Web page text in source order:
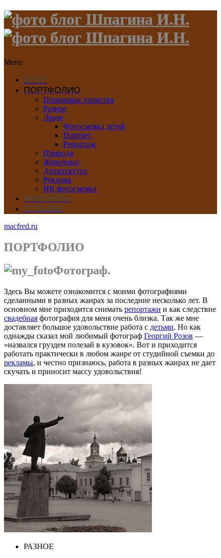
Menu
БЛОГ
ПОРТФОЛИО
Церковные таинства
Разное
Люди
Фотосъемка детей
Портрет
Репортаж
Природа
Животные
Архитектура
Реклама
ИК фотосъемка
КОНТАКТЫ
ОТЗЫВЫ
macfred.ru
ПОРТФОЛИО
Фотограф.
Здесь Вы можете ознакомится с моими фотографиями
сделанными в разных жанрах за последние несколько лет. В
основном мне приходится снимать репортажи и как следствие
свадебная фотография для меня очень близка. Так же мне
доставляет большое удовольствие работа с детьми. Но как
однажды сказал мой любимый фотограф Георгий Розов —
«назвался груздем полезай в кузовок». Вот и приходится
работать практически в любом жанре от студийной съемки до
рекламы, и честно признаюсь, работа в разных жанрах не дает
скучать и приносит массу удовольствия!
РАЗНОЕ